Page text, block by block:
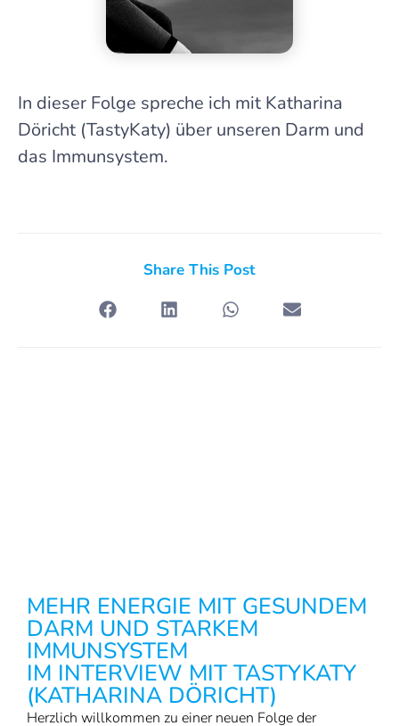
In dieser Folge spreche ich mit Katharina
Döricht (TastyKaty) über unseren Darm und
das Immunsystem.
Share This Post
MEHR ENERGIE MIT GESUNDEM
DARM UND STARKEM
IMMUNSYSTEM
IM INTERVIEW MIT TASTYKATY
(KATHARINA DÖRICHT)
Herzlich willkommen zu einer neuen Folge der